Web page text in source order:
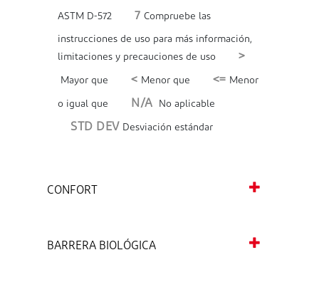
ASTM D-572 7 Compruebe las
instrucciones de uso para más información,
limitaciones y precauciones de uso
>
Mayor que < Menor que <= Menor
o igual que N/A No aplicable
STD DEV Desviación estándar
CONFORT
BARRERA BIOLÓGICA